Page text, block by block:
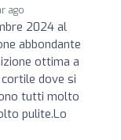
ago
2024 al
abbondante
ottima a
cortile dove si
tutti molto
pulite.Lo